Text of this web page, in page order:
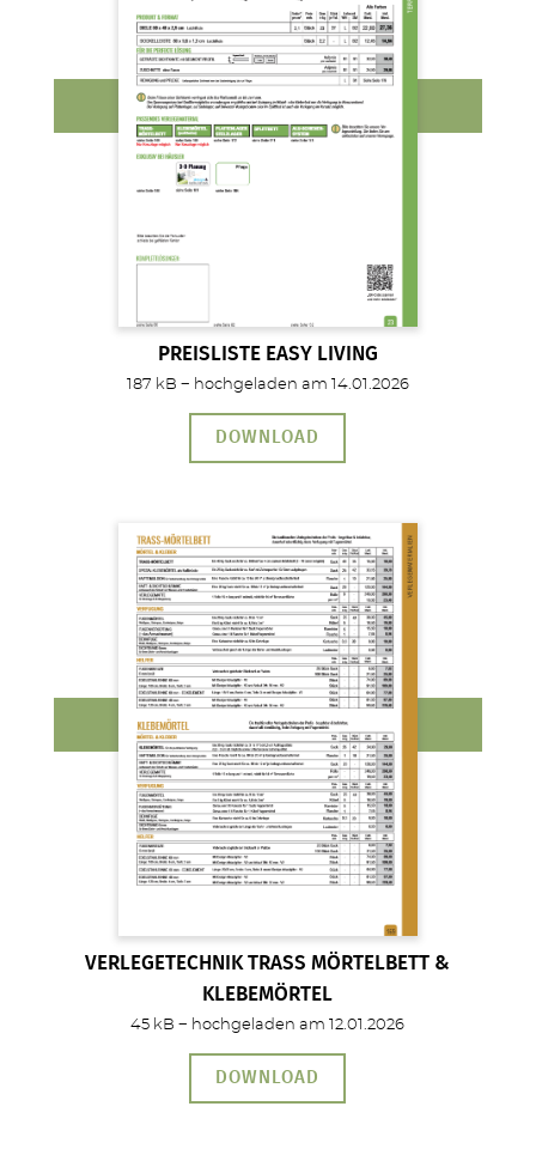
PREISLISTE EASY LIVING
187 kB − hochgeladen am 14.01.2026
DOWNLOAD
VERLEGETECHNIK TRASS MÖRTELBETT &
KLEBEMÖRTEL
45 kB − hochgeladen am 12.01.2026
DOWNLOAD